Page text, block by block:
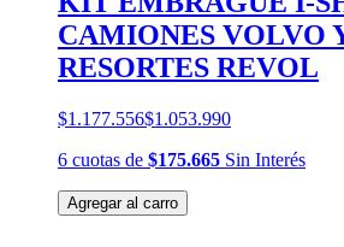
CAMIONES VOLVO
RESORTES REVOL
$1.177.556$1.053.990
6 cuotas de $175.665 Sin Interés
Agregar al carro